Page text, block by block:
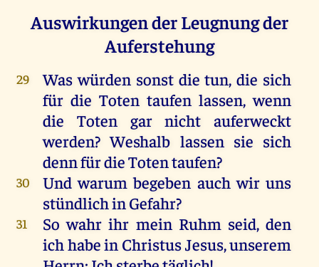
Auswirkungen der Leugnung der
Auferstehung
29 Was würden sonst die tun,die sich
für die Toten taufen lassen,wenn
die
Toten gar nicht
auferweckt
werden? Weshalb lassen sie sich
dennfürdieTotentaufen?
30 Und warum begeben auch wir uns
stündlichinGefahr?
31 So wahr ihr mein Ruhm seid,den
ichhabein ChristusJesus,unserem